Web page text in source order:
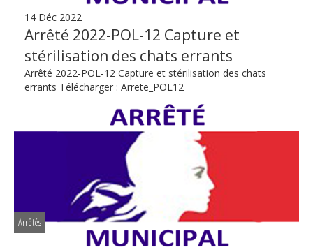
14 Déc 2022
Arrêté 2022-POL-12 Capture et
stérilisation des chats errants
Arrêté 2022-POL-12 Capture et stérilisation des chats
errants Télécharger : Arrete_POL12
Arrêtés